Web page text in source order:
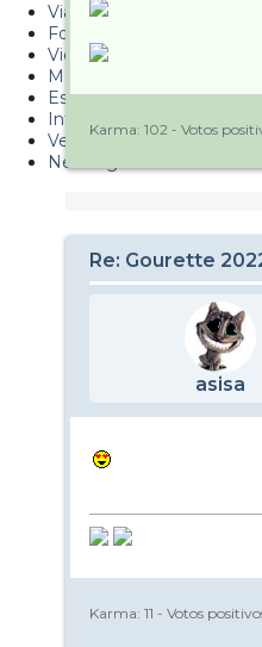
Viajes
Fotos
Videos
Material
Esquí Pro
Infonieve
Verano
Nevalog
Karma: 102 - Votos
Re: Gourette
asisa
Karma: 11 - Votos